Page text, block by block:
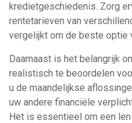
kredietgeschiedenis. Zorg
rentetarieven van
vergelijkt om de beste optie
Daarnaast is het belangrijk
realistisch te beoordelen
u de maandelijkse
uw andere financiële
Het is essentieel om een